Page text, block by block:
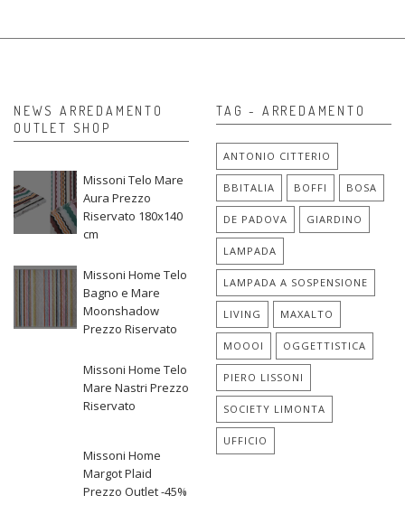
NEWS ARREDAMENTO
OUTLET SHOP
Missoni Telo Mare
Aura Prezzo
Riservato 180x140
cm
Missoni Home Telo
Bagno e Mare
Moonshadow
Prezzo Riservato
Missoni Home Telo
Mare Nastri Prezzo
Riservato
Missoni Home
Margot Plaid
Prezzo Outlet -45%
TAG - ARREDAMENTO
ANTONIO CITTERIO
BBITALIA BOFFI BOSA
DE PADOVA GIARDINO
LAMPADA
LAMPADA A SOSPENSIONE
LIVING MAXALTO
MOOOI OGGETTISTICA
PIERO LISSONI
SOCIETY LIMONTA
UFFICIO